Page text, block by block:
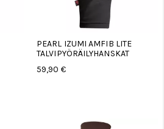
PEARL IZUMI AMFIB LITE
TALVIPYÖRÄILYHANSKAT
59,90 €